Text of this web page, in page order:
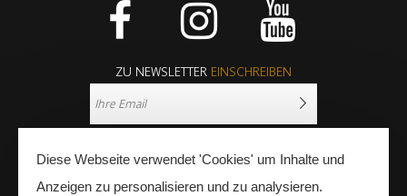
ZU NEWSLETTER EINSCHREIBEN
Diese Webseite verwendet 'Cookies' um Inhalte und
Anzeigen zu personalisieren und zu analysieren.